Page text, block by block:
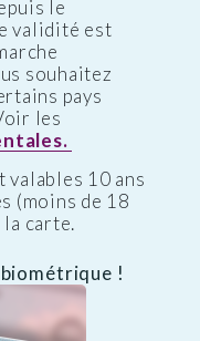
le
validité est
souhaitez
pays
les
valables 10 ans
(moins de 18
carte.
!